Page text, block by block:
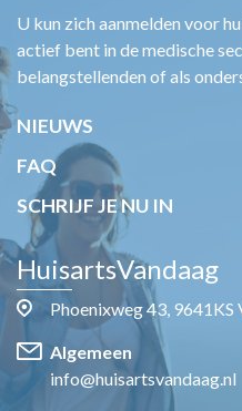
U kun zich aanmelden voor
actief bent in de medische
belangstellenden of als
NIEUWS
FAQ
SCHRIJF JE NU IN
HuisartsVandaag
Phoenixweg 43, 9641KS
Algemeen
info@huisartsvandaag.nl